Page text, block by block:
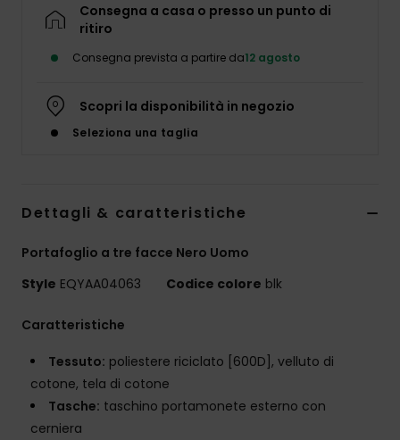
Consegna a casa o presso un punto di
ritiro
Consegna prevista a partire da12 agosto
Scopri la disponibilità in negozio
Seleziona una taglia
Dettagli & caratteristiche
Portafoglio a tre facce Nero Uomo
Style EQYAA04063 Codice colore blk
Caratteristiche
Tessuto: poliestere riciclato [600D], velluto di
cotone, tela di cotone
Tasche: taschino portamonete esterno con
cerniera